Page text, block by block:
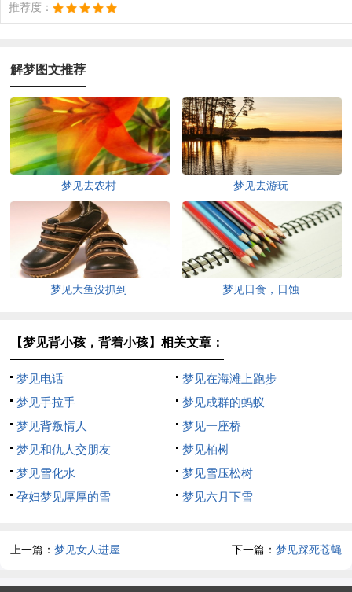
推荐度：
解梦图文推荐
梦见去农村 梦见去游玩
梦见大鱼没抓到 梦见日食，日蚀
【梦见背小孩，背着小孩】相关文章：
梦见电话
梦见在海滩上跑步
梦见手拉手
梦见成群的蚂蚁
梦见背叛情人
梦见一座桥
梦见和仇人交朋友
梦见柏树
梦见雪化水
梦见雪压松树
孕妇梦见厚厚的雪
梦见六月下雪
上一篇：梦见女人进屋 下一篇： 梦见踩死苍蝇